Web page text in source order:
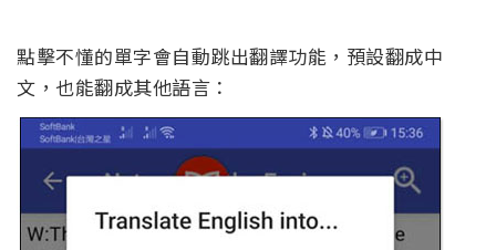
點擊不懂的單字會自動跳出翻譯功能，預設翻成中
文，也能翻成其他語言：